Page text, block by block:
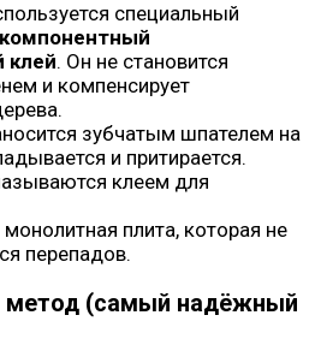
специальный
клей. Он не становится
и компенсирует
зубчатым шпателем на
и притирается.
клеем для
плита, которая не
перепадов.
метод (самый надёжный